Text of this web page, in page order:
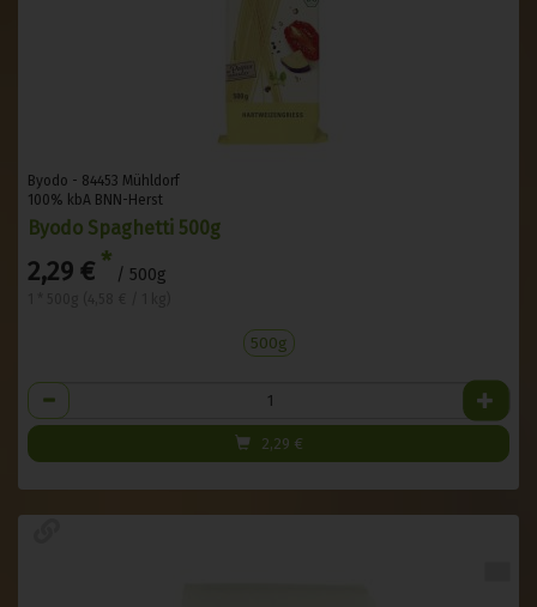
Byodo - 84453 Mühldorf
100% kbA BNN-Herst
Byodo Spaghetti 500g
2,29 € * / 500g
500g
Anzahl
2,29 €